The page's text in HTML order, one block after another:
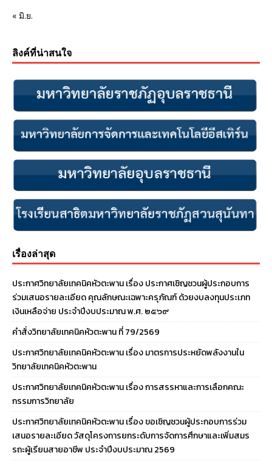
« มิ.ย.
ลิงค์ที่น่าสนใจ
เรื่องล่าสุด
ประกาศวิทยาลัยเทคนิคหัวตะพาน เรื่อง ประกาศเชิญชวนผู้ประกอบการ
ร่วมเสนอรายละเอียด คุณลักษณะเฉพาะครุภัณฑ์ ด้วยงบลงทุนประเภท
เงินเหลือจ่าย ประจําปีงบประมาณ พ.ศ. ๒๕๖๙
คำสั่งวิทยาลัยเทคนิคหัวตะพาน ที่ 79/2569
ประกาศวิทยาลัยเทคนิคหัวตะพาน เรื่อง มาตรการประหยัดพลังงานใน
วิทยาลัยเทคนิคหัวตะพาน
ประกาศวิทยาลัยเทคนิคหัวตะพาน เรื่อง การสรรหาและการเลือกคณะ
กรรมการวิทยาลัย
ประกาศวิทยาลัยเทคนิคหัวตะพาน เรื่อง ขอเชิญชวนผู้ประกอบการร่วม
เสนอรายละเอียด วัสดุโครงการยกระดับการจัดการศึกษาและเพิ่มสมร
รถะผู้เรียนสายอาชีพ ประจำปีงบประมาณ 2569